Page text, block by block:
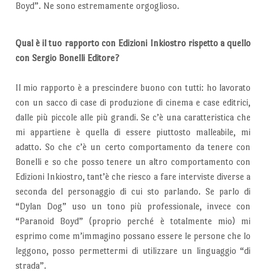
Boyd”. Ne sono estremamente orgoglioso.
Qual è il tuo rapporto con Edizioni Inkiostro rispetto a quello
con Sergio Bonelli Editore?
Il mio rapporto è a prescindere buono con tutti: ho lavorato
con un sacco di case di produzione di cinema e case editrici,
dalle più piccole alle più grandi. Se c’è una caratteristica che
mi appartiene è quella di essere piuttosto malleabile, mi
adatto. So che c’è un certo comportamento da tenere con
Bonelli e so che posso tenere un altro comportamento con
Edizioni Inkiostro, tant’è che riesco a fare interviste diverse a
seconda del personaggio di cui sto parlando. Se parlo di
“Dylan Dog” uso un tono più professionale, invece con
“Paranoid Boyd” (proprio perché è totalmente mio) mi
esprimo come m’immagino possano essere le persone che lo
leggono, posso permettermi di utilizzare un linguaggio “di
strada”.